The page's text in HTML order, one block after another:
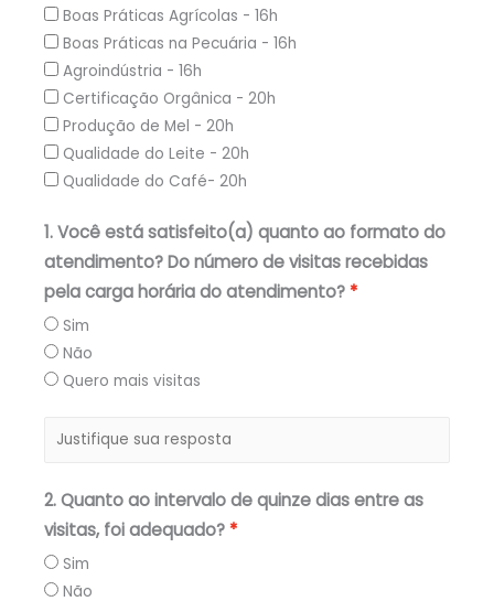
Boas Práticas Agrícolas - 16h
Boas Práticas na Pecuária - 16h
Agroindústria - 16h
Certificação Orgânica - 20h
Produção de Mel - 20h
Qualidade do Leite - 20h
Qualidade do Café- 20h
1. Você está satisfeito(a) quanto ao formato do
atendimento? Do número de visitas recebidas
pela carga horária do atendimento?
Sim
Não
Quero mais visitas
2. Quanto ao intervalo de quinze dias entre as
visitas, foi adequado?
Sim
Não